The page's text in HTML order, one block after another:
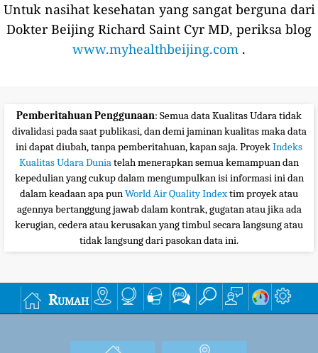
Untuk nasihat kesehatan yang sangat berguna dari
Dokter Beijing Richard Saint Cyr MD, periksa blog
www.myhealthbeijing.com .
Pemberitahuan Penggunaan: Semua data Kualitas Udara tidak
divalidasi pada saat publikasi, dan demi jaminan kualitas maka data
ini dapat diubah, tanpa pemberitahuan, kapan saja. ProyekIndeks
Kualitas Udara Duniatelah menerapkan semua kemampuan dan
kepedulian yang cukup dalam mengumpulkan isi informasi ini dan
dalam keadaan apa punWorld Air Quality Indextim proyek atau
agennya bertanggung jawab dalam kontrak, gugatan atau jika ada
kerugian, cedera atau kerusakan yang timbul secara langsung atau
tidak langsung dari pasokan data ini.
Rumah